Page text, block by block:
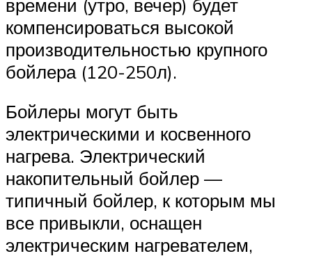
времени (утро, вечер) будет
компенсироваться высокой
производительностью крупного
бойлера (120-250л).
Бойлеры могут быть
электрическими и косвенного
нагрева. Электрический
накопительный бойлер —
типичный бойлер, к которым мы
все привыкли, оснащен
электрическим нагревателем,